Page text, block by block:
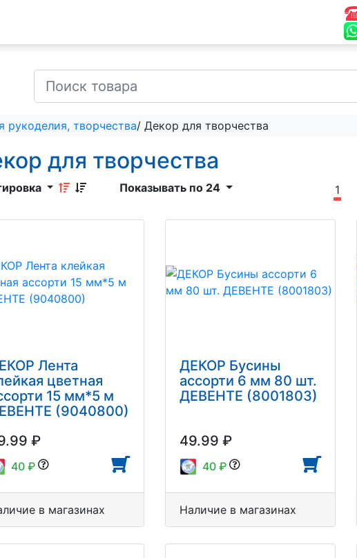
рукоделия, творчества/ Декор для творчества
для творчества
Показывать по 24 1
Лента
цветная
15 мм*5 м
(9040800)
₽
40 ₽
в магазинах
ДЕКОР Бусины
ассорти 6 мм 80 шт.
ДЕВЕНТЕ (8001803)
49.99 ₽
40 ₽
Наличие в магазинах